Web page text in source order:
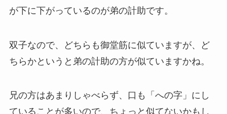
が下に下がっているのが弟の計助です。
双子なので、どちらも御堂筋に似ていますが、ど
ちらかというと弟の計助の方が似ていますかね。
兄の方はあまりしゃべらず、口も「への字」にし
ていることが多いので、ちょっと似てないかもし